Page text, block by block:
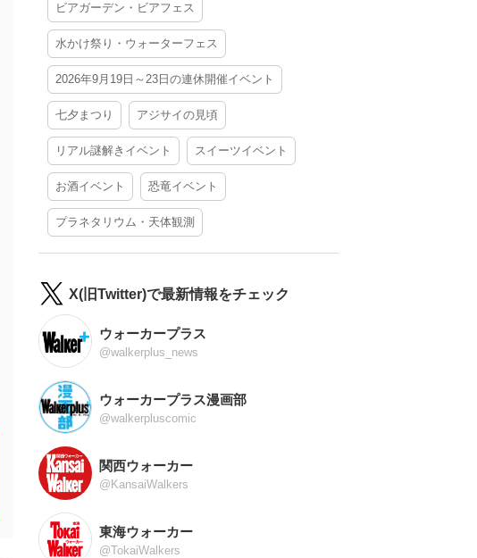
ビアガーデン・ビアフェス
水かけ祭り・ウォーターフェス
2026年9月19日～23日の連休開催イベント
七夕まつり アジサイの見頃
リアル謎解きイベント スイーツイベント
お酒イベント 恐竜イベント
プラネタリウム・天体観測
X(旧Twitter)で最新情報をチェック
ウォーカープラス
@walkerplus_news
ウォーカープラス漫画部
@walkerpluscomic
関西ウォーカー
@KansaiWalkers
東海ウォーカー
@TokaiWalkers